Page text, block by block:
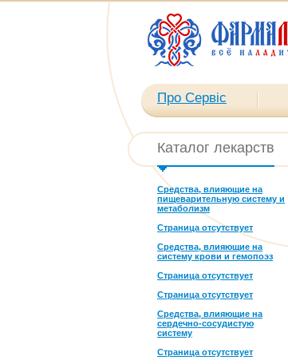
Про Сервіс
Каталог лекарств
Средства, влияющие на
пищеварительную систему и
метаболизм
Страница отсутствует
Средства, влияющие на
систему крови и гемопоэз
Страница отсутствует
Страница отсутствует
Средства, влияющие на
сердечно-сосудистую
систему
Страница отсутствует